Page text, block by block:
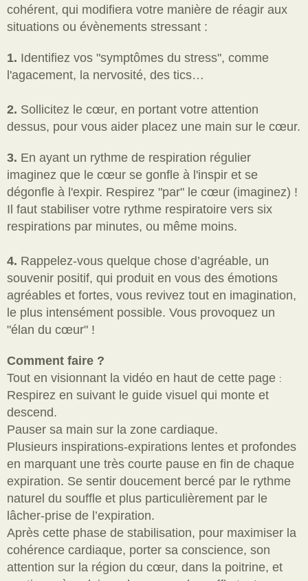
cohérent, qui modifiera votre manière de réagir aux
situations ou évènements stressant :
1. Identifiez vos "symptômes du stress", comme
l'agacement, la nervosité, des tics…
2. Sollicitez le cœur, en portant votre attention
dessus, pour vous aider placez une main sur le cœur.
3. En ayant un rythme de respiration régulier
imaginez que le cœur se gonfle à l'inspir et se
dégonfle à l'expir. Respirez "par" le cœur (imaginez) !
Il faut stabiliser votre rythme respiratoire vers six
respirations par minutes, ou même moins.
4. Rappelez-vous quelque chose d’agréable, un
souvenir positif, qui produit en vous des émotions
agréables et fortes, vous revivez tout en imagination,
le plus intensément possible. Vous provoquez un
"élan du cœur" !
Comment faire ?
Tout en visionnant la vidéo en haut de cette page :
Respirez en suivant le guide visuel qui monte et
descend.
Pauser sa main sur la zone cardiaque.
Plusieurs inspirations-expirations lentes et profondes
en marquant une très courte pause en fin de chaque
expiration. Se sentir doucement bercé par le rythme
naturel du souffle et plus particulièrement par le
lâcher-prise de l’expiration.
Après cette phase de stabilisation, pour maximiser la
cohérence cardiaque, porter sa conscience, son
attention sur la région du cœur, dans la poitrine, et